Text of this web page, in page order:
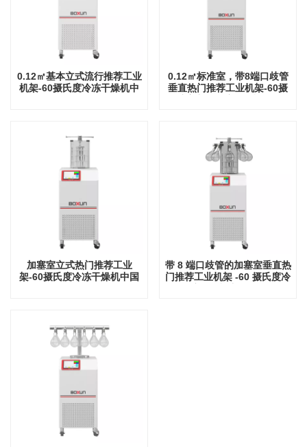
0.12㎡基本立式流行推荐工业
机架-60摄氏度冷冻干燥机中
0.12㎡标准室，带8端口歧管
垂直热门推荐工业机架-60摄
加塞室立式热门推荐工业
架-60摄氏度冷冻干燥机中国
带 8 端口歧管的加塞室垂直热
门推荐工业机架 -60 摄氏度冷